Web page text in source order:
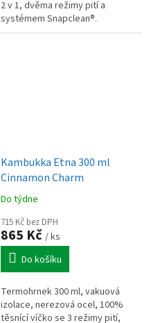
2 v 1, dvěma režimy pití a
systémem Snapclean®.
Kompatibilní s víčky Kambukka,
Kambukka Etna 300 ml
Cinnamon Charm
Do týdne
715 Kč bez DPH
865 Kč / ks
Do košíku
Termohrnek 300 ml, vakuová
izolace, nerezová ocel, 100%
těsnící víčko se 3 režimy pití,